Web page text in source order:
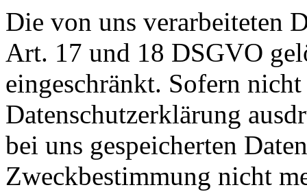
Die von uns verarbeiteten
Art. 17 und 18 DSGVO
eingeschränkt. Sofern
Datenschutzerklärung
bei uns gespeicherten
Zweckbestimmung nicht